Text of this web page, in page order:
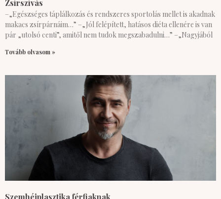
Zsírszívás
–„Egészséges táplálkozás és rendszeres sportolás mellet is akadnak
makacs zsírpárnáim…” –„Jól felépített, hatásos diéta ellenére is van
pár „utolsó centi”, amitől nem tudok megszabadulni…” –„Nagyjából
Tovább olvasom »
Szemhéjplasztika férfiaknak